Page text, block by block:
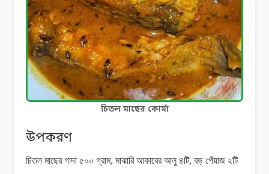
চিতল মাছের কোর্মা
উপকরণ
চিতল মাছের গাদা ৫০০ গ্রাম, মাঝারি আকারের আলু ৪টি, বড় পেঁয়াজ ২টি